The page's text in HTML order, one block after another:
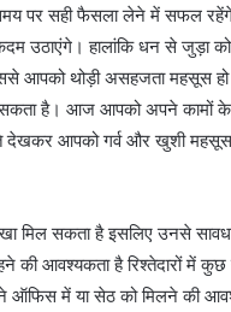
पर सही फैसला लेने में सफल
उठाएंगे। हालांकि धन से जुड़ा
थोड़ी असहजता महसूस हो।
है। आज आपको अपने कामों के
देखकर आपको गर्व और खुशी महसूस
सकता है इसलिए उनसे सावधान
आवश्यकता है रिश्तेदारों में कुछ
ऑफिस में या सेठ को मिलने की